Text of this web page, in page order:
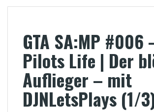
GTA SA:MP #006
Pilots Life | Der
Auflieger – mit
DJNLetsPlays (1/